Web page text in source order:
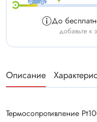
До
добавьте к
Описание
Термосопротивление